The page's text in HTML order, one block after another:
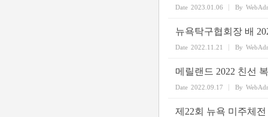
Date 2023.01.06 By
뉴욕탁구협회장 배
Date 2022.11.21 By
메릴랜드 2022 친선
Date 2022.09.17 By
제22회 뉴욕 미주체